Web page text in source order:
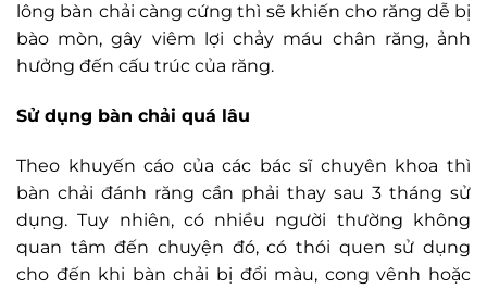
lông bàn chải càng cứng thì sẽ khiến cho răng dễ bị
bào mòn, gây viêm lợi chảy máu chân răng, ảnh
hưởng đến cấu trúc của răng.
Sử dụng bàn chải quá lâu
Theo khuyến cáo của các bác sĩ chuyên khoa thì
bàn chải đánh răng cần phải thay sau 3 tháng sử
dụng. Tuy nhiên, có nhiều người thường không
quan tâm đến chuyện đó, có thói quen sử dụng
cho đến khi bàn chải bị đổi màu, cong vênh hoặc